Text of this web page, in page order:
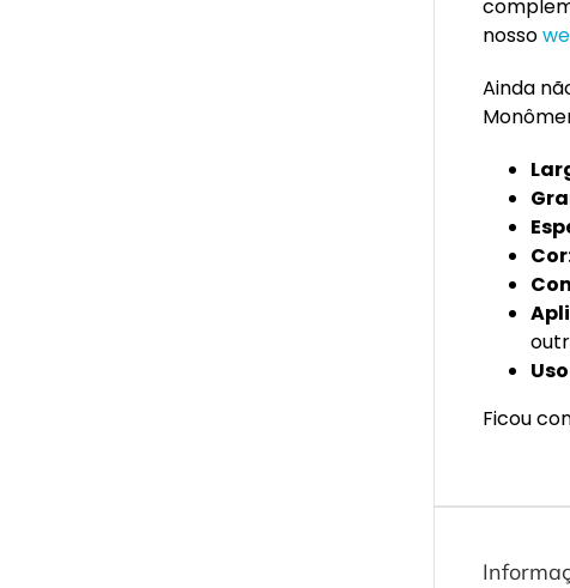
nosso
Ainda
Ficou